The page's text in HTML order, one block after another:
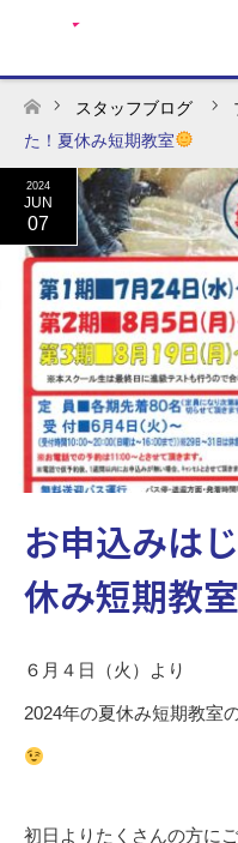
ホーム
スタッフブログ
た！夏休み短期教室
2024
JUN
07
お申込みは
休み短期教室
６月４日（火）より
2024年の夏休み短期教室
初日よりたくさんの方に